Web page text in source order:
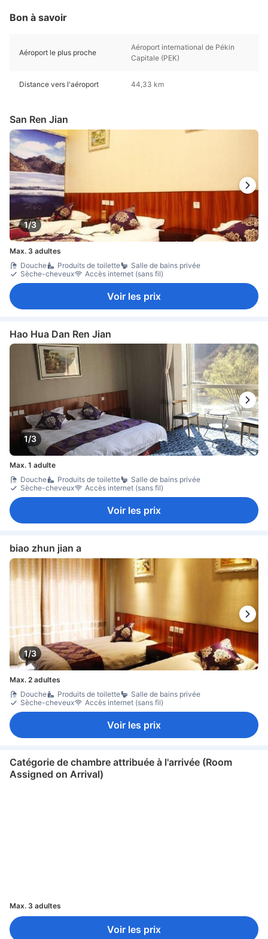
Bon à savoir
Aéroport le plus proche
Aéroport international de Pékin
Capitale (PEK)
Distance vers l'aéroport 44,33 km
San Ren Jian
1/3
Max. 3 adultes
Douche
Produits de toilette
Salle de bains privée
Sèche-cheveux
Accès internet (sans fil)
Voir les prix
Hao Hua Dan Ren Jian
1/3
Max. 1 adulte
Douche
Produits de toilette
Salle de bains privée
Sèche-cheveux
Accès internet (sans fil)
Voir les prix
biao zhun jian a
1/3
Max. 2 adultes
Douche
Produits de toilette
Salle de bains privée
Sèche-cheveux
Accès internet (sans fil)
Voir les prix
Catégorie de chambre attribuée à l'arrivée (Room
Assigned on Arrival)
Max. 3 adultes
Voir les prix